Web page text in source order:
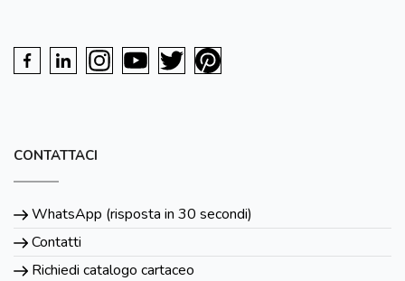
CONTATTACI
WhatsApp (risposta in 30 secondi)
Contatti
Richiedi catalogo cartaceo